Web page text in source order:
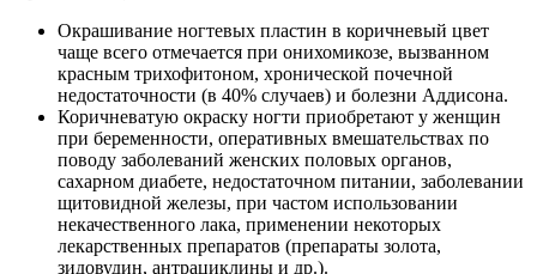
Окрашивание ногтевых пластин в коричневый цвет
чаще всего отмечается при онихомикозе, вызванном
красным трихофитоном, хронической почечной
недостаточности (в 40% случаев) и болезни Аддисона.
Коричневатую окраску ногти приобретают у женщин
при беременности, оперативных вмешательствах по
поводу заболеваний женских половых органов,
сахарном диабете, недостаточном питании, заболевании
щитовидной железы, при частом использовании
некачественного лака, применении некоторых
лекарственных препаратов (препараты золота,
зидовудин, антрациклины и др.).